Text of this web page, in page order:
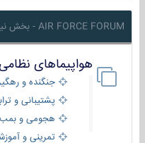
AIR FORCE FORUM - بخش نیروی هوایی
هواپیماهای نظامی
جنگنده و رهگیر
پشتیبانی و
هجومی و بمب
تمرینی و آموزشی